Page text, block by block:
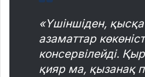
«Үшіншіден,
азаматтар
консервілейді.
қияр ма, қызанақ